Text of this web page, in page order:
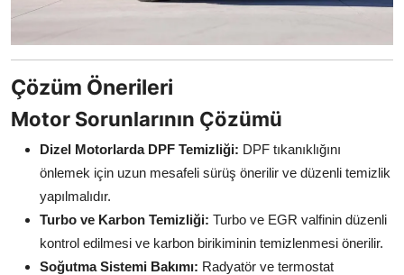
Çözüm Önerileri
Motor Sorunlarının Çözümü
Dizel Motorlarda DPF Temizliği: DPF tıkanıklığını
önlemek için uzun mesafeli sürüş önerilir ve düzenli temizlik
yapılmalıdır.
Turbo ve Karbon Temizliği: Turbo ve EGR valfinin düzenli
kontrol edilmesi ve karbon birikiminin temizlenmesi önerilir.
Soğutma Sistemi Bakımı: Radyatör ve termostat